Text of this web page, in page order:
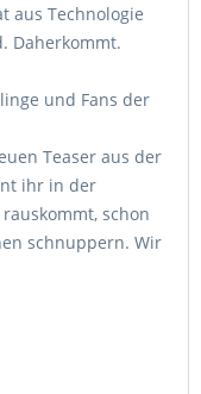
aus Technologie
Daherkommt.
und Fans der
Teaser aus der
ihr in der
schon
schnuppern. Wir